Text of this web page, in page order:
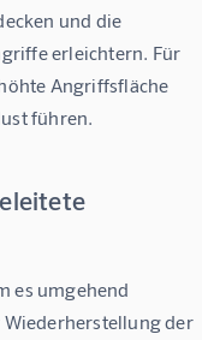
und die
erleichtern. Für
Angriffsfläche
führen.
es umgehend
der